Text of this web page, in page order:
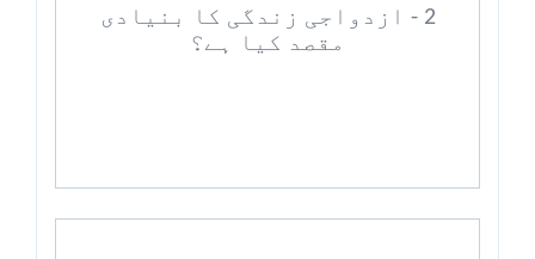
2 - ازدواجی زندگی کا بنیادی
مقصد کیا ہے؟